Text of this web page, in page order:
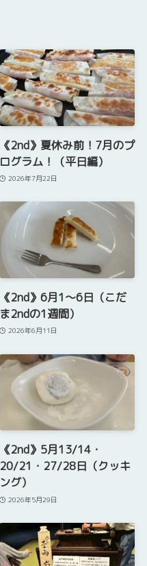
《2nd》夏休み前！7月のプ
ログラム！（平日編）
2026年7月22日
《2nd》6月1～6日（こだ
ま2ndの1週間）
2026年6月11日
《2nd》5月13/14・
20/21・27/28日（クッキ
ング）
2026年5月29日